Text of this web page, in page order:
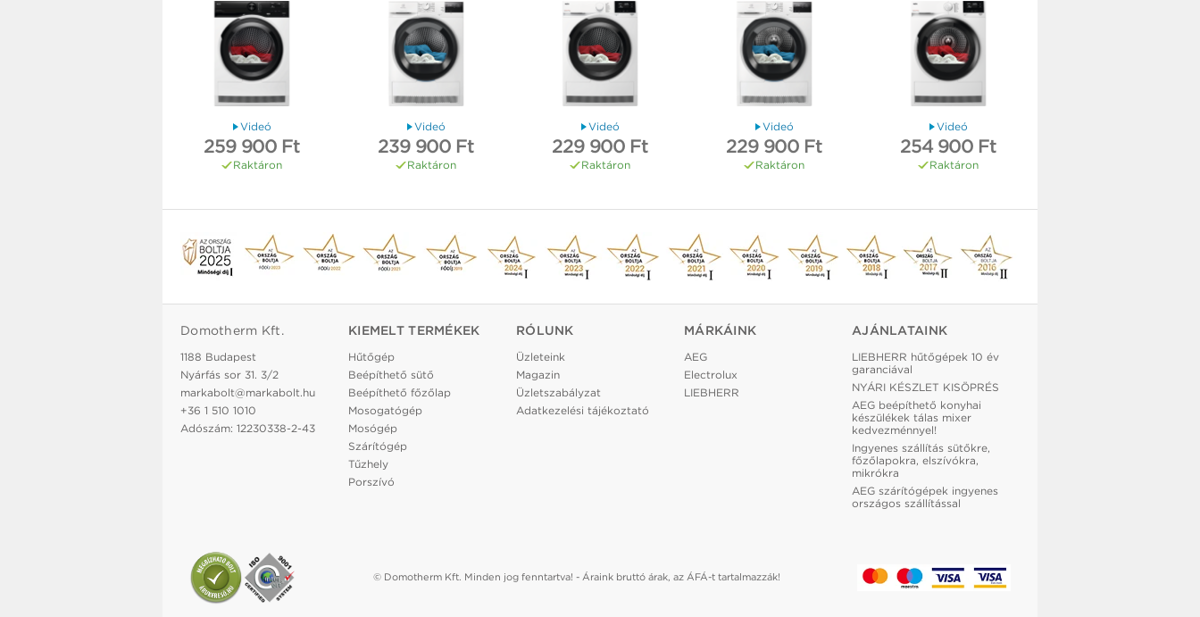
Videó
259 900 Ft
Raktáron
Videó
239 900 Ft
Raktáron
Videó
229 900 Ft
Raktáron
Videó
229 900 Ft
Raktáron
Videó
254 900 Ft
Raktáron
Domotherm Kft.
1188 Budapest
Nyárfás sor 31. 3/2
markabolt@markabolt.hu
+36 1 510 1010
Adószám: 12230338-2-43
KIEMELT TERMÉKEK
Hűtőgép
Beépíthető sütő
Beépíthető főzőlap
Mosogatógép
Mosógép
Szárítógép
Tűzhely
Porszívó
RÓLUNK
Üzleteink
Magazin
Üzletszabályzat
Adatkezelési tájékoztató
MÁRKÁINK
AEG
Electrolux
LIEBHERR
AJÁNLATAINK
LIEBHERR hűtőgépek 10 év
garanciával
NYÁRI KÉSZLET KISÖPRÉS
AEG beépíthető konyhai
készülékek tálas mixer
kedvezménnyel!
Ingyenes szállítás sütőkre,
főzőlapokra, elszívókra,
mikrókra
AEG szárítógépek ingyenes
országos szállítással
© Domotherm Kft. Minden jog fenntartva! - Áraink bruttó árak, az ÁFÁ-t tartalmazzák!